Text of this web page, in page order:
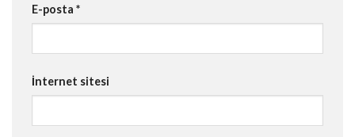
E-posta *
İnternet sitesi